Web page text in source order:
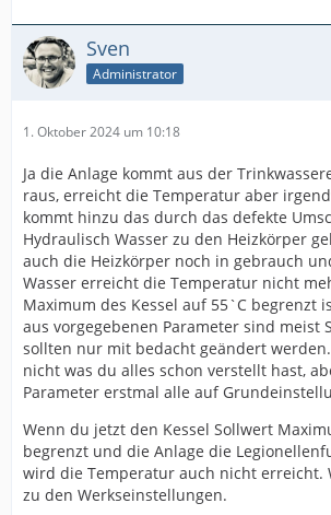
Sven
Administrator
1. Oktober 2024 um 10:18
Ja die Anlage kommt aus der
raus, erreicht die Temperatur aber
kommt hinzu das durch das defekte
Hydraulisch Wasser zu den Heizkörper
auch die Heizkörper noch in gebrauch
Wasser erreicht die Temperatur nicht
Maximum des Kessel auf 55`C begrenzt
aus vorgegebenen Parameter sind meist
sollten nur mit bedacht geändert
nicht was du alles schon verstellt hast,
Parameter erstmal alle auf
Wenn du jetzt den Kessel Sollwert
begrenzt und die Anlage die
wird die Temperatur auch nicht erreicht.
zu den Werkseinstellungen.